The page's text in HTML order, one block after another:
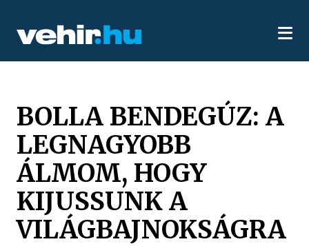
BOLLA BENDEGÚZ: A
LEGNAGYOBB
ÁLMOM, HOGY
KIJUSSUNK A
VILÁGBAJNOKSÁGRA